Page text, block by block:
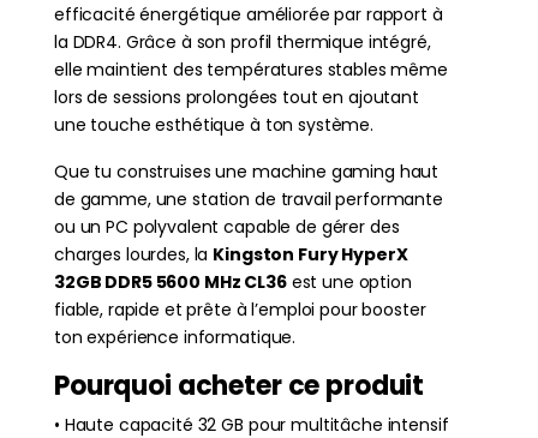
efficacité énergétique améliorée par rapport à
la DDR4. Grâce à son profil thermique intégré,
elle maintient des températures stables même
lors de sessions prolongées tout en ajoutant
une touche esthétique à ton système.
Que tu construises une machine gaming haut
de gamme, une station de travail performante
ou un PC polyvalent capable de gérer des
charges lourdes, la Kingston Fury HyperX
32GB DDR5 5600 MHz CL36est une option
fiable, rapide et prête à l’emploi pour booster
ton expérience informatique.
Pourquoi acheter ce produit
• Haute capacité 32 GB pour multitâche intensif